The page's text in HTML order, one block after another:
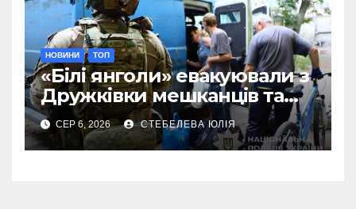
НОВИНИ ТОП
«Білі янголи» евакуювали з
Дружківки мешканців та
їхніх домашніх улюбленців
СЕР 6, 2026 СТЕБЕЛЕВА ЮЛІЯ